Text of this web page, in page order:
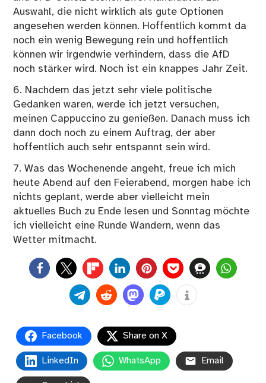
Auswahl, die nicht wirklich als gute Optionen
angesehen werden können. Hoffentlich kommt da
noch ein wenig Bewegung rein und hoffentlich
können wir irgendwie verhindern, dass die AfD
noch stärker wird. Noch ist ein knappes Jahr Zeit.
6. Nachdem das jetzt sehr viele politische
Gedanken waren, werde ich jetzt versuchen,
meinen Cappuccino zu genießen. Danach muss ich
dann doch noch zu einem Auftrag, der aber
hoffentlich auch sehr entspannt sein wird.
7. Was das Wochenende angeht, freue ich mich
heute Abend auf den Feierabend, morgen habe ich
nichts geplant, werde aber vielleicht mein
aktuelles Buch zu Ende lesen und Sonntag möchte
ich vielleicht eine Runde Wandern, wenn das
Wetter mitmacht.
0
Facebook Share on X
LinkedIn WhatsApp Email